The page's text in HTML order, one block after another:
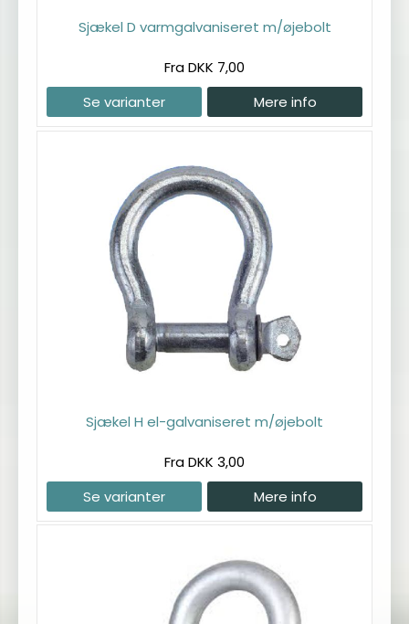
Sjækel D varmgalvaniseret m/øjebolt
Fra DKK 7,00
Se varianter
Mere info
Sjækel H el-galvaniseret m/øjebolt
Fra DKK 3,00
Se varianter
Mere info